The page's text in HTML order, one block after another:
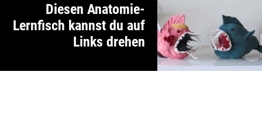
Diesen Anatomie-
Lernfisch kannst du auf
Links drehen